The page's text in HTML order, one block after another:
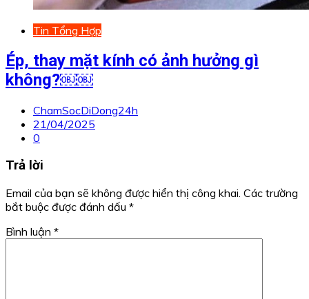
Tin Tổng Hợp
Ép, thay mặt kính có ảnh hưởng gì
không?￼￼
ChamSocDiDong24h
21/04/2025
0
Trả lời
Email của bạn sẽ không được hiển thị công khai. Các trường
bắt buộc được đánh dấu *
Bình luận *